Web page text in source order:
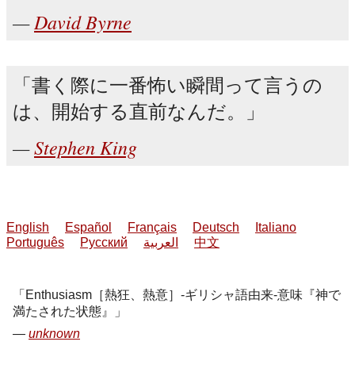
David Byrne
書く際に一番怖い瞬間って言うの
は、開始する直前なんだ。
Stephen King
English Español Français Deutsch
Italiano
Português
Русский العربية 中文
Enthusiasm［熱狂、熱意］-ギリシャ語由来-意味『神で
満たされた状態』
unknown